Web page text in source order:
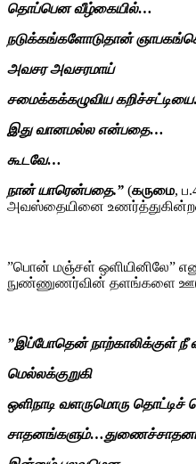
தொப்பென வீழ்கையில்…
நடுக்கங்களோடுதான்
அவசர அவசரமாய்
சமைக்கக்கழுவிய
இது வானமல்ல என்பதை…
கூடவே…
நான் யாரென்பதை.” (கருமை,
அவஸ்தையினை
”பொன் மஞ்சள் ஒளியினிலே”
நுண்ணுணர்வின் தளங்களை
”இப்போதென் நாற்காலிக்குள் நீ
மெல்லக்குறுகி
ஒளிநாடி வளருமொரு தொட்டிச்